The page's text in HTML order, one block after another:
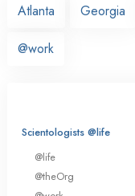
Atlanta
Georgia
@work
Scientologists @life
@life
@theOrg